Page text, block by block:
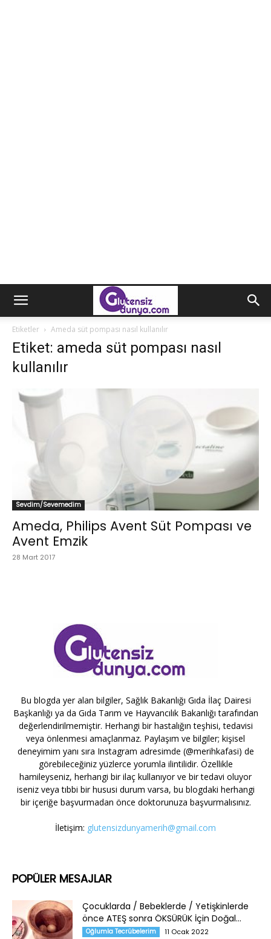
Etiketler Ameda süt pompası nasıl kullanılır
Etiket: ameda süt pompası nasıl
kullanılır
Sevdim/Sevemedim
Ameda, Philips Avent Süt Pompası ve
Avent Emzik
28 Mart 2017
Bu blogda yer alan bilgiler, Sağlık Bakanlığı Gıda İlaç Dairesi
Başkanlığı ya da Gıda Tarım ve Hayvancılık Bakanlığı tarafından
değerlendirilmemiştir. Herhangi bir hastalığın teşhisi, tedavisi
veya önlenmesi amaçlanmaz. Paylaşım ve bilgiler; kişisel
deneyimim yanı sıra Instagram adresimde (@merihkafasi) de
görebileceğiniz yüzlerce yorumla ilintilidir. Özellikle
hamileyseniz, herhangi bir ilaç kullanıyor ve bir tedavi oluyor
iseniz veya tıbbi bir hususi durum varsa, bu blogdaki herhangi
bir içeriğe başvurmadan önce doktorunuza başvurmalısınız.
İletişim: glutensizdunyamerih@gmail.com
POPÜLER MESAJLAR
Çocuklarda / Bebeklerde / Yetişkinlerde
önce ATEŞ sonra ÖKSÜRÜK İçin Doğal...
Oğlumla Tecrübelerim 11 Ocak 2022